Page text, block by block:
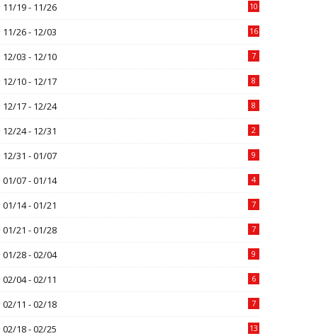
11/19 - 11/26 10
11/26 - 12/03 16
12/03 - 12/10 7
12/10 - 12/17 8
12/17 - 12/24 8
12/24 - 12/31 2
12/31 - 01/07 9
01/07 - 01/14 4
01/14 - 01/21 7
01/21 - 01/28 7
01/28 - 02/04 9
02/04 - 02/11 6
02/11 - 02/18 7
02/18 - 02/25 13